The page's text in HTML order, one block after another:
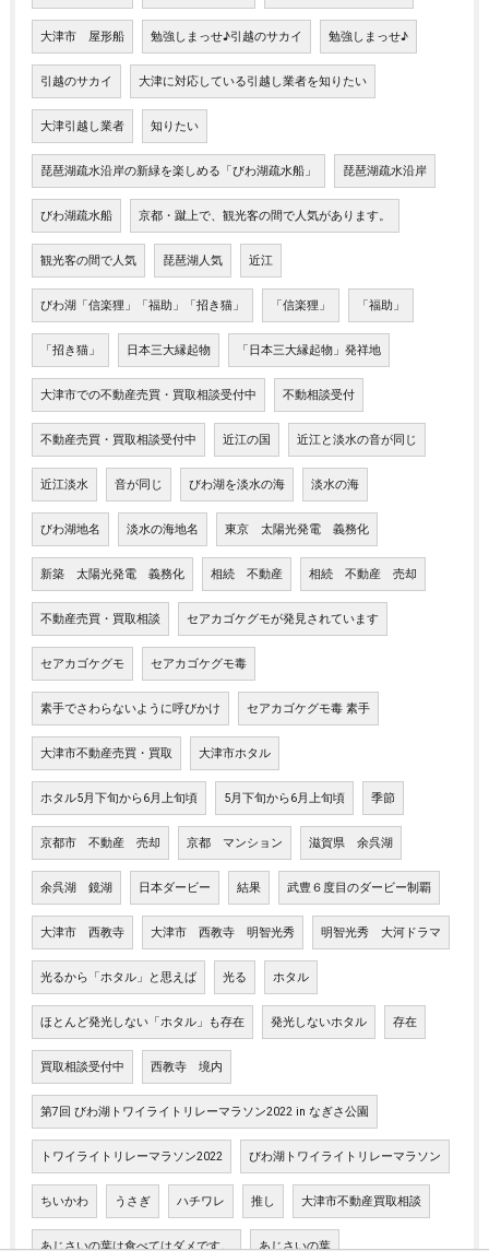
大津市 屋形船 勉強しまっせ♪引越のサカイ 勉強しまっせ♪
引越のサカイ 大津に対応している引越し業者を知りたい
大津引越し業者 知りたい
琵琶湖疏水沿岸の新緑を楽しめる「びわ湖疏水船」 琵琶湖疏水沿岸
びわ湖疏水船 京都・蹴上で、観光客の間で人気があります。
観光客の間で人気 琵琶湖人気 近江
びわ湖「信楽狸」「福助」「招き猫」 「信楽狸」 「福助」
「招き猫」 日本三大縁起物 「日本三大縁起物」発祥地
大津市での不動産売買・買取相談受付中 不動相談受付
不動産売買・買取相談受付中 近江の国 近江と淡水の音が同じ
近江淡水 音が同じ びわ湖を淡水の海 淡水の海
びわ湖地名 淡水の海地名 東京 太陽光発電 義務化
新築 太陽光発電 義務化 相続 不動産 相続 不動産 売却
不動産売買・買取相談 セアカゴケグモが発見されています
セアカゴケグモ セアカゴケグモ毒
素手でさわらないように呼びかけ セアカゴケグモ毒 素手
大津市不動産売買・買取 大津市ホタル
ホタル5月下旬から6月上旬頃 5月下旬から6月上旬頃 季節
京都市 不動産 売却 京都 マンション 滋賀県 余呉湖
余呉湖 鏡湖 日本ダービー 結果 武豊６度目のダービー制覇
大津市 西教寺 大津市 西教寺 明智光秀 明智光秀 大河ドラマ
光るから「ホタル」と思えば 光る ホタル
ほとんど発光しない「ホタル」も存在 発光しないホタル 存在
買取相談受付中 西教寺 境内
第7回 びわ湖トワイライトリレーマラソン2022 in なぎさ公園
トワイライトリレーマラソン2022 びわ湖トワイライトリレーマラソン
ちいかわ うさぎ ハチワレ 推し 大津市不動産買取相談
あじさいの葉は食べてはダメです。 あじさいの葉